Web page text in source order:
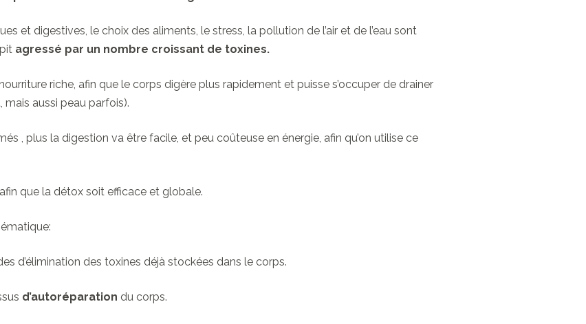
et digestives, le choix des aliments, le stress, la pollution de l’air et de l’eau sont
agressé par un nombre croissant de toxines.
riche, afin que le corps digère plus rapidement et puisse s’occuper de drainer
aussi peau parfois).
, plus la digestion va être facile, et peu coûteuse en énergie, afin qu’on utilise ce
que la détox soit efficace et globale.
d’élimination des toxines déjà stockées dans le corps.
d’autoréparation du corps.